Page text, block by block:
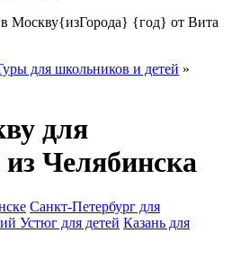
для школьников и детей »
для
Челябинска
Санкт-Петербург для
Устюг для детей Казань для